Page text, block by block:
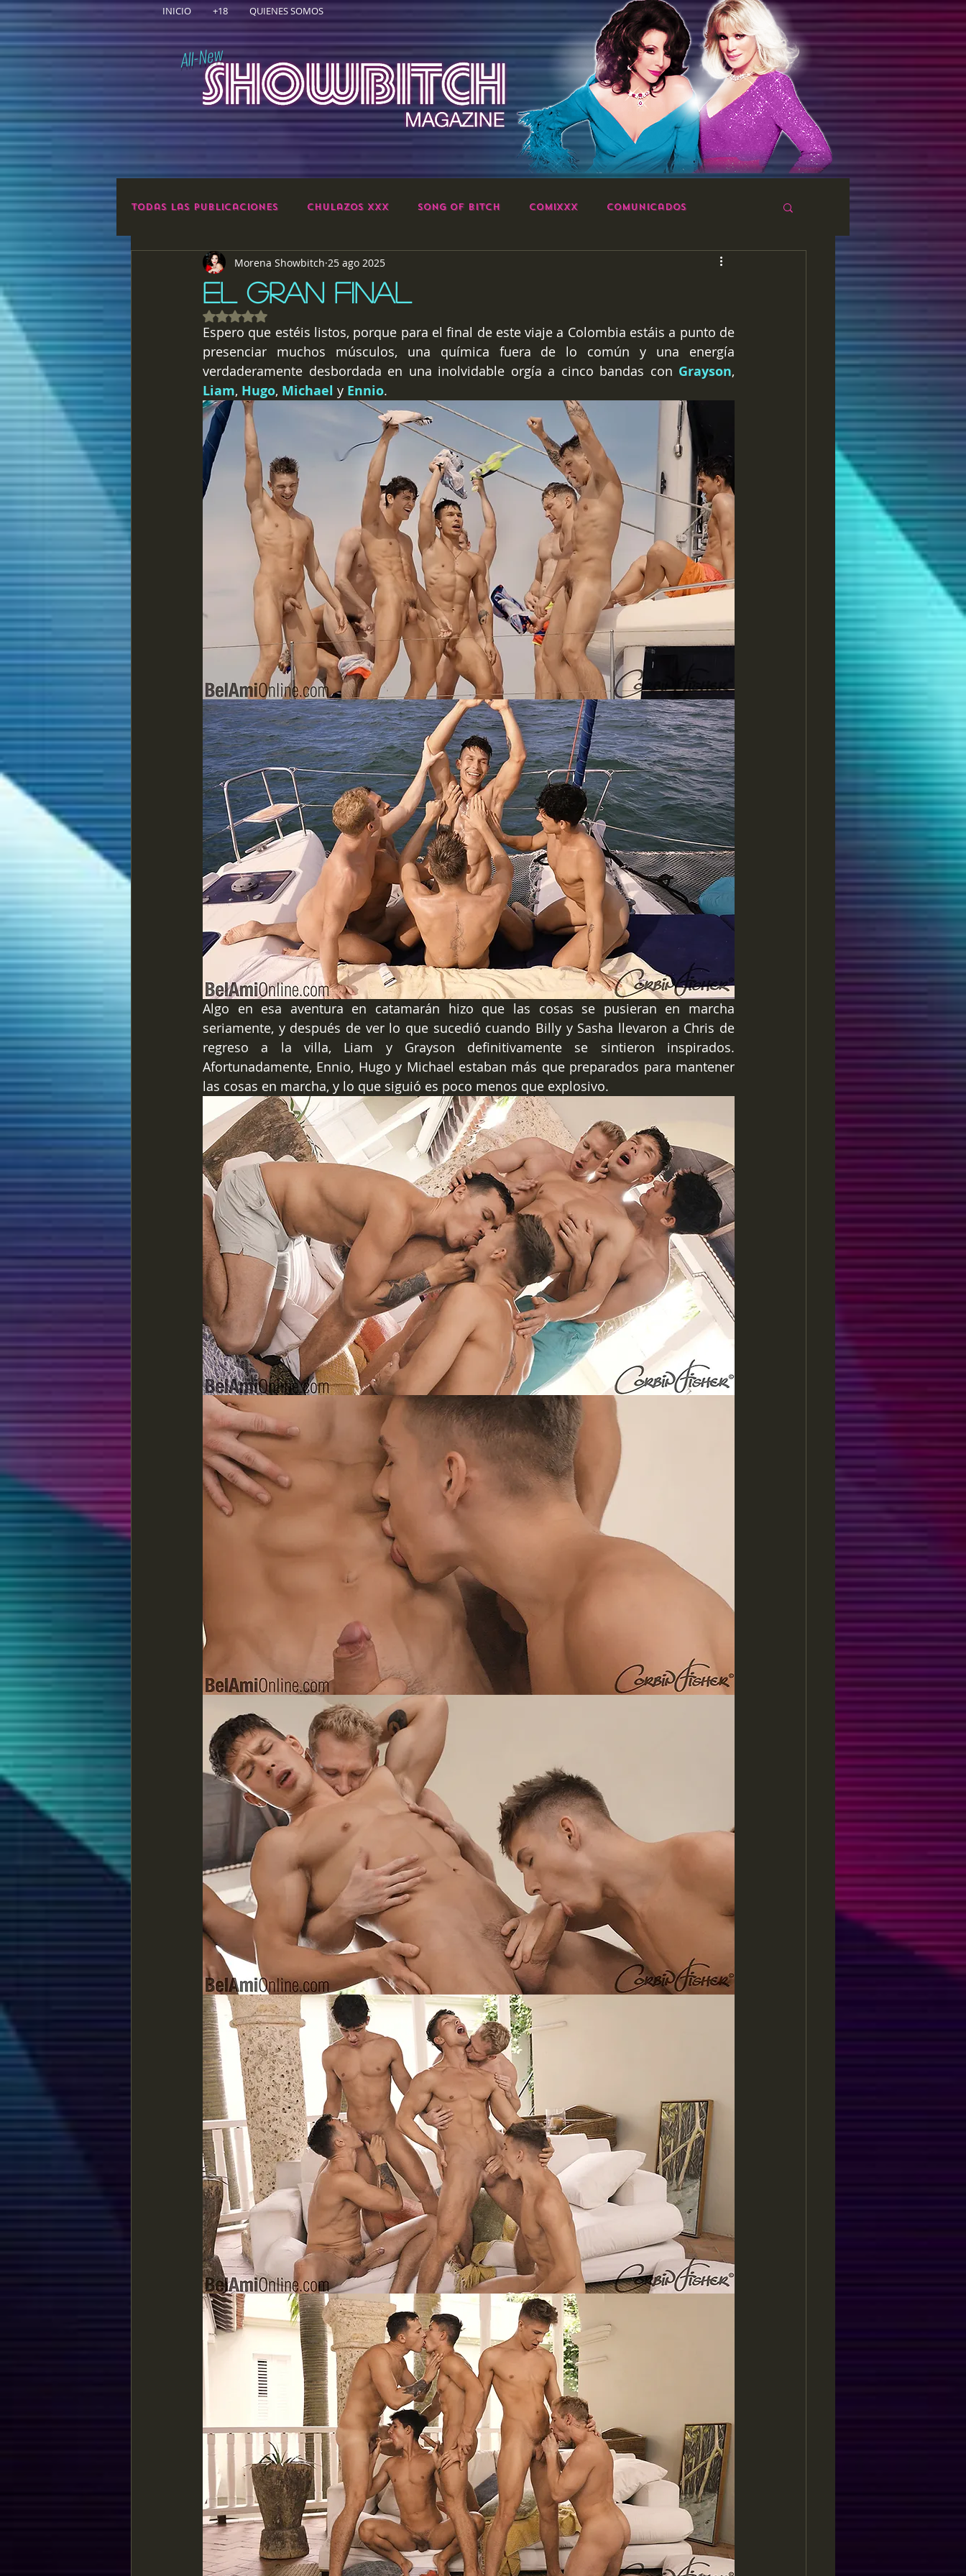
INICIO +18 QUIENES SOMOS
All-New
Todas las publicaciones Chulazos XXX Song of Bitch ComiXXX Comunicados
EL GRAN FINAL
Morena Showbitch 25 ago 2025
Obtuvo NaN de 5 estrellas.
Espero que estéis listos, porque para el final de este viaje a Colombia estáis a punto de
presenciar muchos músculos, una química fuera de lo común y una energía
verdaderamente desbordada en una inolvidable orgía a cinco bandas con Grayson
Liam, Hugo, Michael y Ennio.
Algo en esa aventura en catamarán hizo que las cosas se pusieran en marcha
seriamente, y después de ver lo que sucedió cuando Billy y Sasha llevaron a Chris de
regreso a la villa, Liam y Grayson definitivamente se sintieron inspirados.
Afortunadamente, Ennio, Hugo y Michael estaban más que preparados para mantener
las cosas en marcha, y lo que siguió es poco menos que explosivo.